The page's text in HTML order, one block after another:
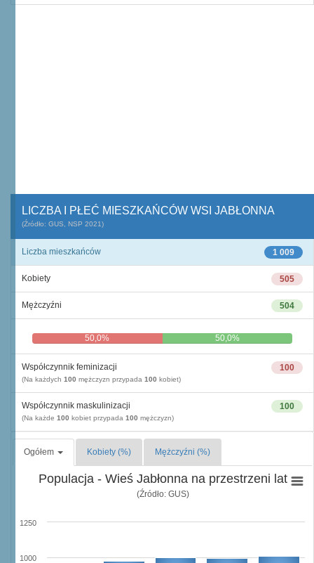
LICZBA I PŁEĆ MIESZKAŃCÓW WSI JABŁONNA
(Źródło: GUS, NSP 2021)
1 009
Liczba mieszkańców
505
Kobiety
504
Mężczyźni
50,0% 50,0%
100
Współczynnik feminizacji
(Na każdych 100 mężczyzn przypada 100 kobiet)
100
Współczynnik maskulinizacji
(Na każde 100 kobiet przypada 100 mężczyzn)
Ogółem Kobiety (%) Mężczyźni (%)
Populacja - Wieś Jabłonna na przestrzeni lat
(Źródło: GUS)
1000
1250